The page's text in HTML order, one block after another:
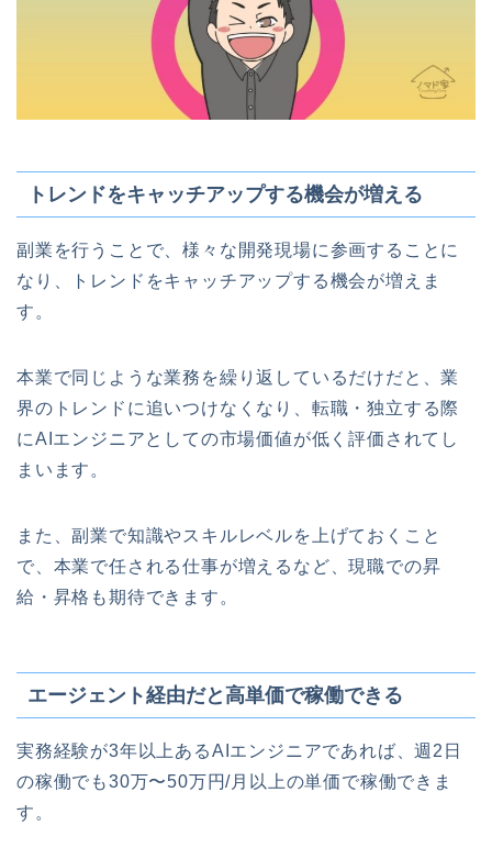
トレンドをキャッチアップする機会が増える
副業を行うことで、様々な開発現場に参画することに
なり、トレンドをキャッチアップする機会が増えま
す。
本業で同じような業務を繰り返しているだけだと、業
界のトレンドに追いつけなくなり、転職・独立する際
にAIエンジニアとしての市場価値が低く評価されてし
まいます。
また、副業で知識やスキルレベルを上げておくこと
で、本業で任される仕事が増えるなど、現職での昇
給・昇格も期待できます。
エージェント経由だと高単価で稼働できる
実務経験が3年以上あるAIエンジニアであれば、週2日
の稼働でも30万〜50万円/月以上の単価で稼働できま
す。